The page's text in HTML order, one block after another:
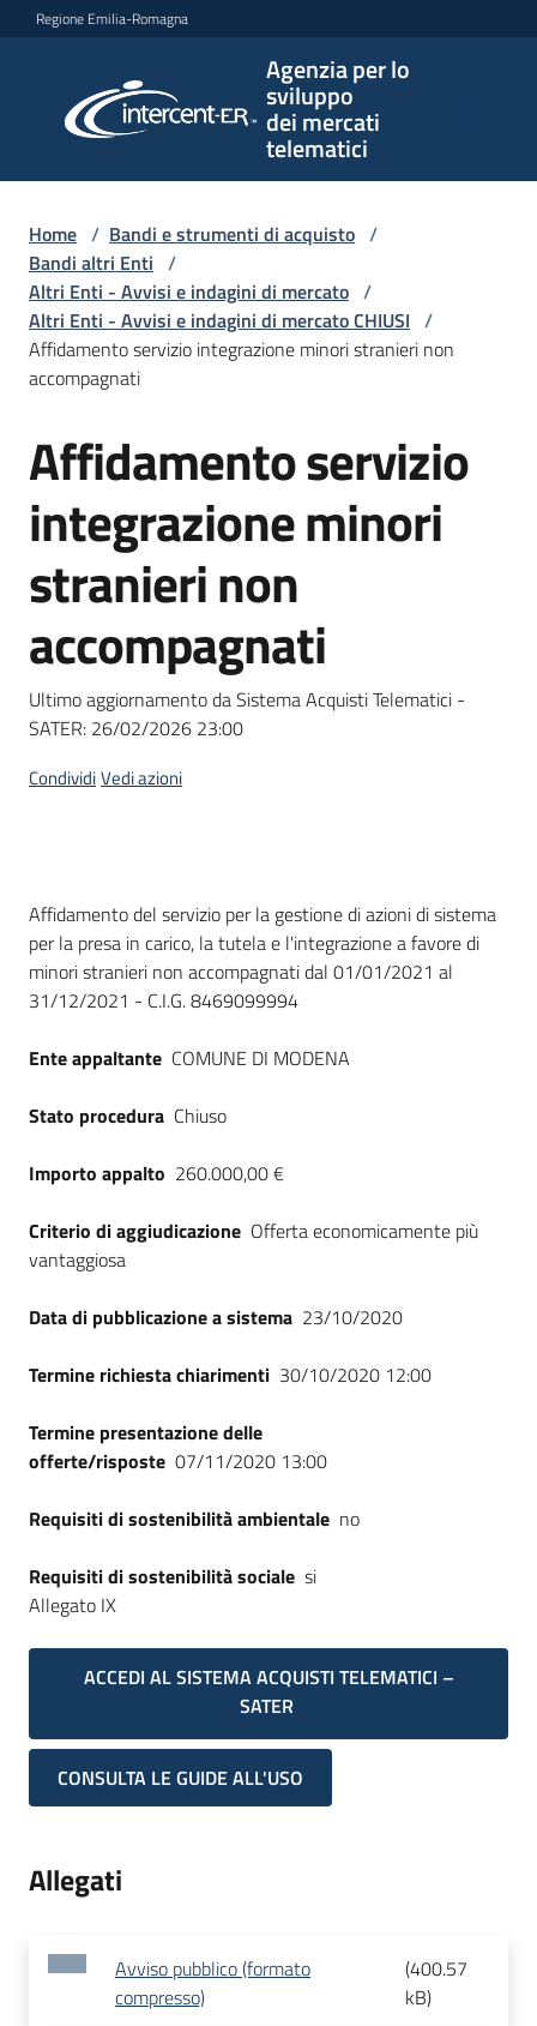
Vai al contenuto
Vai alla navigazione
Vai al footer
Regione Emilia-Romagna
Agenzia per lo
sviluppo
dei mercati
telematici
per lo
sviluppo
telematici
L'Agenzia
Bandi
e
di
Supporto
Piattaforme
telematiche
English
site
su
Home / Bandi e strumenti di acquisto /
Bandi altri Enti /
Altri Enti - Avvisi e indagini di mercato /
Altri Enti - Avvisi e indagini di mercato CHIUSI /
Affidamento servizio integrazione minori stranieri non
accompagnati
Salta al contenuto
Affidamento servizio
integrazione minori
stranieri non
accompagnati
Ultimo aggiornamento da Sistema Acquisti Telematici -
SATER: 26/02/2026 23:00
CondividiVedi azioni
Dati del bando
Affidamento del servizio per la gestione di azioni di sistema
per la presa in carico, la tutela e l'integrazione a favore di
minori stranieri non accompagnati dal 01/01/2021 al
31/12/2021 - C.I.G. 8469099994
Ente appaltante COMUNE DI MODENA
Stato procedura Chiuso
Importo appalto 260.000,00 €
Criterio di aggiudicazione Offerta economicamente più
vantaggiosa
Data di pubblicazione a sistema 23/10/2020
Termine richiesta chiarimenti 30/10/2020 12:00
Termine presentazione delle
offerte/risposte 07/11/2020 13:00
Requisiti di sostenibilità ambientale no
Requisiti di sostenibilità sociale si
Allegato IX
ACCEDI AL SISTEMA ACQUISTI TELEMATICI –
SATER
CONSULTA LE GUIDE ALL'USO
Allegati
Avviso pubblico (formato
compresso)
(400.57
kB)